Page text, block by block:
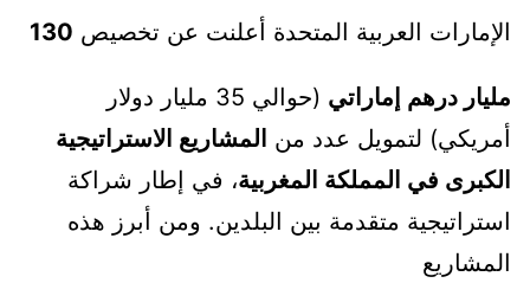
الإمارات العربية المتحدة أعلنت عن تخصيص 130
مليار درهم إماراتي
(حوالي 35 مليار دولار
أمريكي) لتمويل عدد من المشاريع الاستراتيجية
الكبرى في المملكة المغربية، في إطار شراكة
استراتيجية متقدمة بين البلدين. ومن أبرز هذه
المشاريع